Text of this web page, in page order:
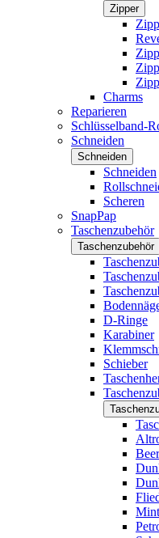
Zipper
Charms
Reparieren
Schlüsselband-
Schneiden
Schneiden
Schneiden
Scheren
SnapPap
Taschenzubehör
Taschenzubehör
D-Ringe
Karabiner
Schieber